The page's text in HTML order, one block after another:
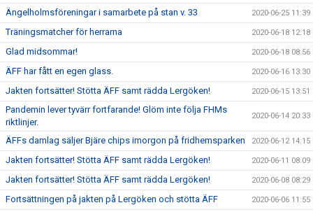
Ängelholmsföreningar i samarbete på stan v. 33 2020-06-25 11:39
Träningsmatcher för herrarna 2020-06-18 12:18
Glad midsommar! 2020-06-18 08:56
ÄFF har fått en egen glass. 2020-06-16 13:30
Jakten fortsätter! Stötta ÄFF samt rädda Lergöken! 2020-06-15 13:51
Pandemin lever tyvärr fortfarande! Glöm inte följa FHMs
riktlinjer.
2020-06-14 20:33
ÄFFs damlag säljer Bjäre chips imorgon på fridhemsparken 2020-06-12 14:15
Jakten fortsätter! Stötta ÄFF samt rädda Lergöken! 2020-06-11 08:09
Jakten fortsätter! Stötta ÄFF samt rädda Lergöken! 2020-06-08 08:29
Fortsättningen på jakten på Lergöken och stötta ÄFF 2020-06-06 11:55